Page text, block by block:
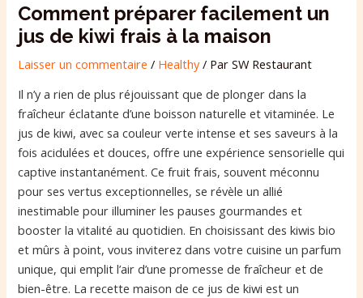
Comment préparer facilement un
jus de kiwi frais à la maison
Laisser un commentaire / Healthy/ ParSW Restaurant
Il n’y a rien de plus réjouissant que de plonger dans la
fraîcheur éclatante d’une boisson naturelle et vitaminée. Le
jus de kiwi, avec sa couleur verte intense et ses saveurs à la
fois acidulées et douces, offre une expérience sensorielle qui
captive instantanément. Ce fruit frais, souvent méconnu
pour ses vertus exceptionnelles, se révèle un allié
inestimable pour illuminer les pauses gourmandes et
booster la vitalité au quotidien. En choisissant des kiwis bio
et mûrs à point, vous inviterez dans votre cuisine un parfum
unique, qui emplit l’air d’une promesse de fraîcheur et de
bien-être. La recette maison de ce jus de kiwi est un